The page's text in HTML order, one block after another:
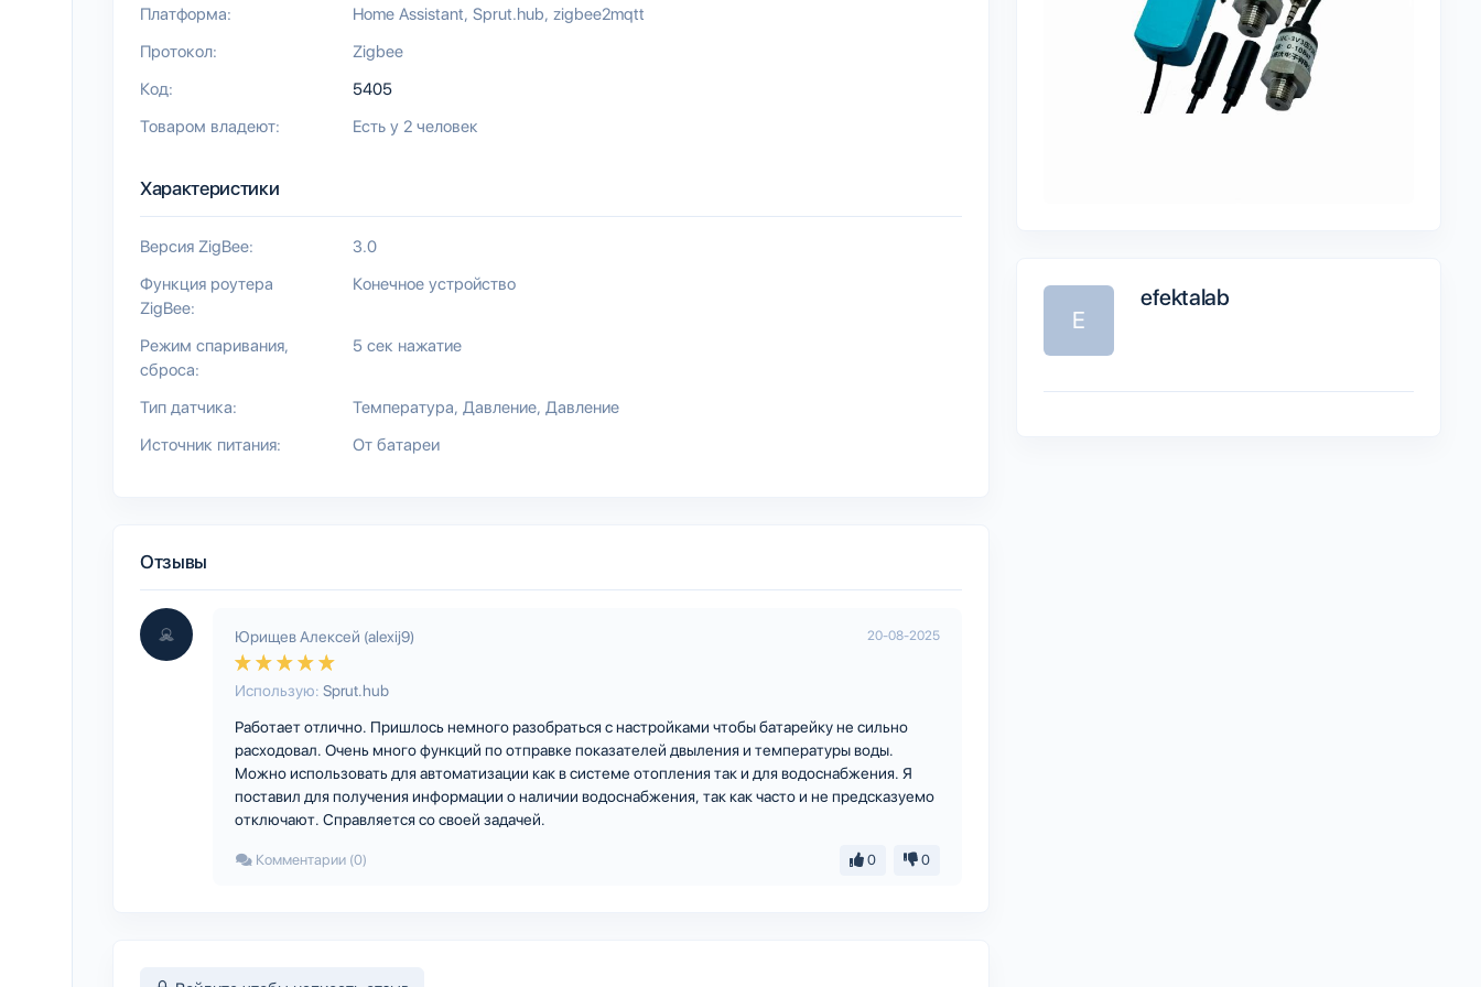
Платформа: Home Assistant Sprut.hub zigbee2mqtt
Протокол:
Zigbee
Код:
5405
Товаром владеют:
Есть у 2 человек
Характеристики
Версия ZigBee:
3.0
Функция роутера
ZigBee:
Конечное устройство
Режим спаривания,
сброса:
5 сек нажатие
Тип датчика: Температура Давление Давление
Источник питания:
От батареи
Отзывы
Юрищев Алексей (alexij9) 20-08-2025
Использую: Sprut.hub
Работает отлично. Пришлось немного разобраться с настройками чтобы батарейку не сильно
расходовал. Очень много функций по отправке показателей двыления и температуры воды.
Можно использовать для автоматизации как в системе отопления так и для водоснабжения. Я
поставил для получения информации о наличии водоснабжения, так как часто и не предсказуемо
отключают. Справляется со своей задачей.
Комментарии (0) 0 0
E
efektalab